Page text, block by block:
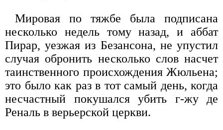
Мировая по тяжбе была подписана
несколько недель тому назад, и аббат
Пирар, уезжая из Безансона, не упустил
случая обронить несколько слов насчет
таинственного происхождения Жюльена;
это было как раз в тот самый день, когда
несчастный покушался убить г-жу де
Реналь в верьерской церкви.